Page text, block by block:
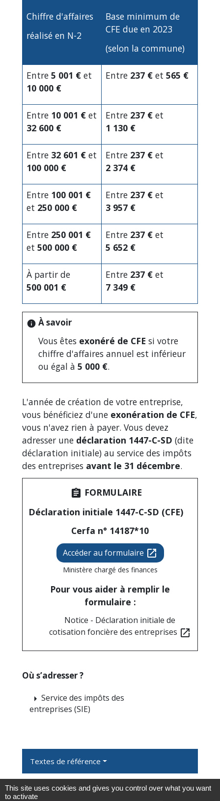
Chiffre d'affaires
réalisé en N-2
Base minimum de
CFE due en 2023
(selon la commune)
Entre 5 001 € et
10 000 €
Entre 237 € et 565 €
Entre 10 001 € et
32 600 €
Entre 237 € et
1 130 €
Entre 32 601 € et
100 000 €
Entre 237 € et
2 374 €
Entre 100 001 €
et 250 000 €
Entre 237 € et
3 957 €
Entre 250 001 €
et 500 000 €
Entre 237 € et
5 652 €
À partir de
500 001 €
Entre 237 € et
7 349 €
info À savoir
Vous êtes exonéré de CFE si votre
chiffre d'affaires annuel est inférieur
ou égal à 5 000 €.
L'année de création de votre entreprise,
vous bénéficiez d'une exonération de CFE,
vous n'avez rien à payer. Vous devez
adresser une déclaration 1447-C-SD (dite
déclaration initiale) au service des impôts
des entreprises avant le 31 décembre.
assignment FORMULAIRE
Déclaration initiale 1447-C-SD (CFE)
Cerfa n° 14187*10
Accéder au formulaire open_in_new
Ministère chargé des finances
Pour vous aider à remplir le
formulaire :
Notice - Déclaration initiale de
cotisation foncière des entreprises open_in_new
Où s’adresser ?
arrow_right Service des impôts des
entreprises (SIE)
Textes de référence
Services en ligne et formulaires
This site uses cookies and gives you control over what you want
to activate